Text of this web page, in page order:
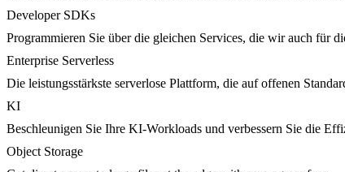
Developer SDKs
Programmieren Sie über die gleichen Services, die wir auch für
Enterprise Serverless
Die leistungsstärkste serverlose Plattform, die auf offenen
KI
Beschleunigen Sie Ihre KI-Workloads und verbessern Sie die
Object Storage